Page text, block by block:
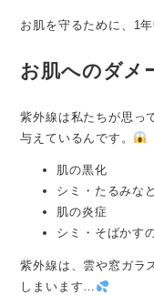
お肌を守るために、1
お肌へのダメ
紫外線は私たちが思っ
与えているんです。
肌の黒化
シミ・たるみな
肌の炎症
シミ・そばかす
紫外線は、雲や窓ガラ
しまいます…